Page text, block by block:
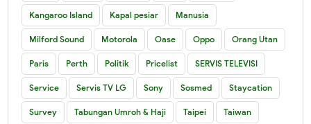
Kangaroo Island Kapal pesiar Manusia
Milford Sound Motorola Oase Oppo Orang Utan
Paris Perth Politik Pricelist SERVIS TELEVISI
Service Servis TV LG Sony Sosmed Staycation
Survey Tabungan Umroh & Haji Taipei Taiwan